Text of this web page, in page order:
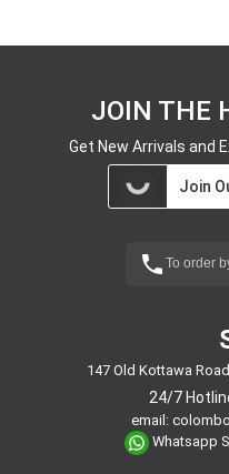
JOIN THE
Get New Arrivals and
Join
To order
147 Old Kottawa
24/7
email:
Whatsapp